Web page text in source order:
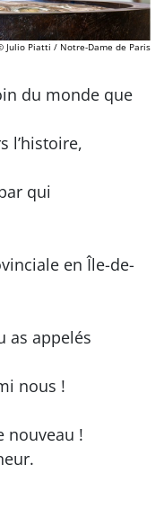
Julio Piatti / Notre-Dame de Paris
du monde que
l’histoire,
qui
en Île-de-
as appelés
nous !
nouveau !